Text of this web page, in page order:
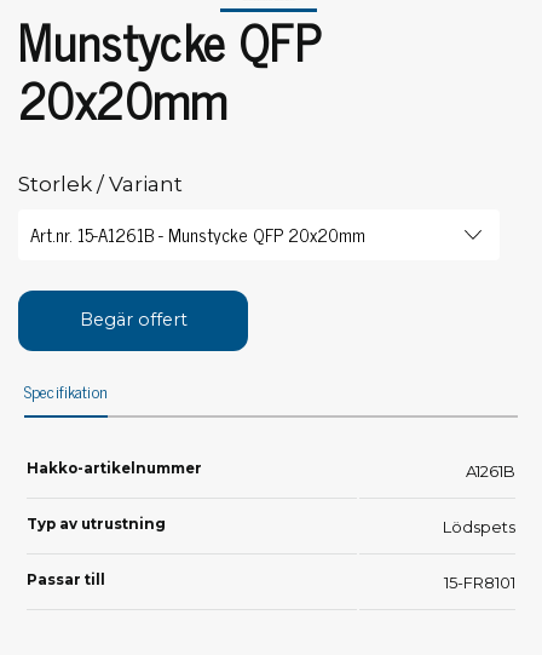
Munstycke QFP
20x20mm
Storlek / Variant
Begär offert
Specifikation
Hakko-artikelnummer A1261B
Typ av utrustning Lödspets
Passar till 15-FR8101